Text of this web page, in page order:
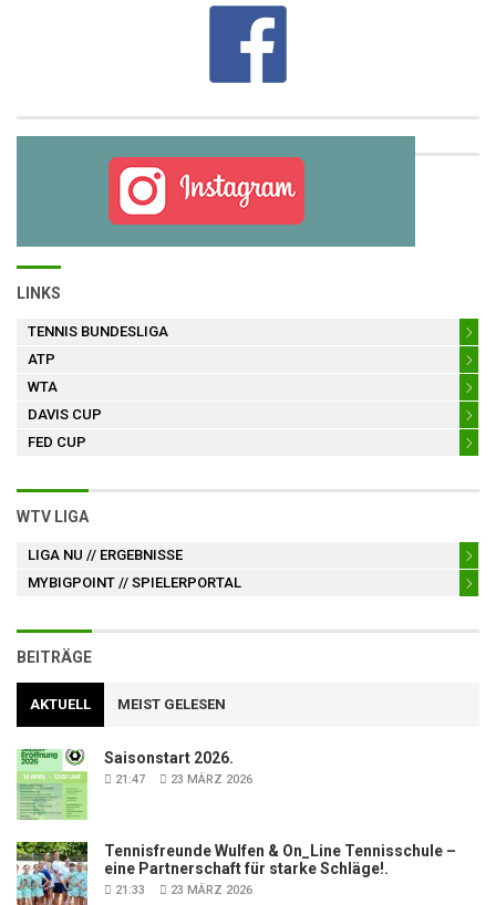
LINKS
TENNIS BUNDESLIGA
ATP
WTA
DAVIS CUP
FED CUP
WTV LIGA
LIGA NU // ERGEBNISSE
MYBIGPOINT // SPIELERPORTAL
BEITRÄGE
AKTUELL MEIST GELESEN
Saisonstart 2026.
21:47 23 MÄRZ 2026
Tennisfreunde Wulfen & On_Line Tennisschule –
eine Partnerschaft für starke Schläge!.
21:33 23 MÄRZ 2026